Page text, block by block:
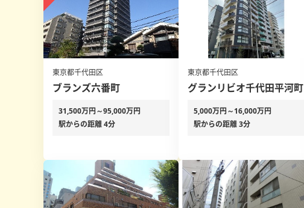
東京都千代田区
ブランズ六番町
31,500万円～95,000万円
駅からの距離 4分
東京都千代田区
グランリビオ千代田平河町
5,000万円～16,000万円
駅からの距離 3分